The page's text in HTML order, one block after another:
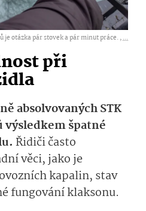
je otázka pár stovek a pár minut práce. ,...
při
absolvovaných STK
špatné
Řidiči často
věci, jako je
kapalin, stav
fungování klaksonu.